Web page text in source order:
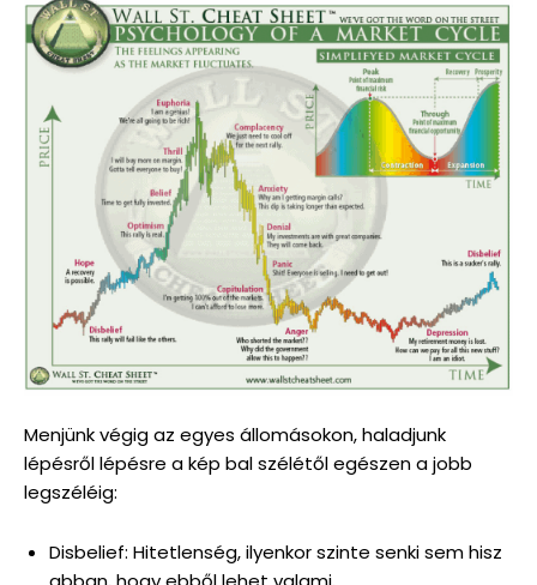
Menjünk végig az egyes állomásokon, haladjunk
lépésről lépésre a kép bal szélétől egészen a jobb
legszéléig:
Disbelief: Hitetlenség, ilyenkor szinte senki sem hisz